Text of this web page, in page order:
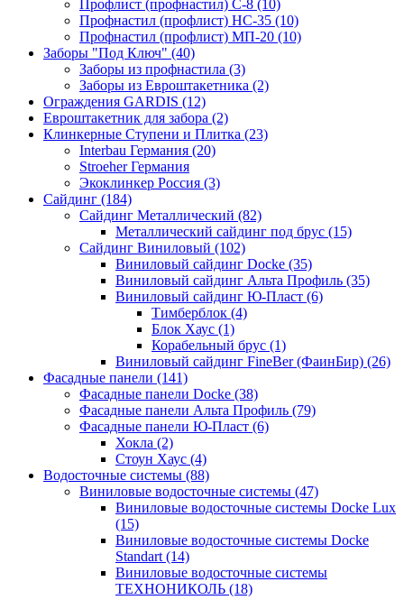
Профлист (профнастил) С-8 (10)
Профнастил (профлист) НС-35 (10)
Профнастил (профлист) МП-20 (10)
Заборы "Под Ключ" (40)
Заборы из профнастила (3)
Заборы из Евроштакетника (2)
Ограждения GARDIS (12)
Евроштакетник для забора (2)
Клинкерные Ступени и Плитка (23)
Interbau Германия (20)
Stroeher Германия
Экоклинкер Россия (3)
Сайдинг (184)
Сайдинг Металлический (82)
Металлический сайдинг под брус (15)
Сайдинг Виниловый (102)
Виниловый сайдинг Docke (35)
Виниловый сайдинг Альта Профиль (35)
Виниловый сайдинг Ю-Пласт (6)
Тимберблок (4)
Блок Хаус (1)
Корабельный брус (1)
Виниловый сайдинг FineBer (ФаинБир) (26)
Фасадные панели (141)
Фасадные панели Docke (38)
Фасадные панели Альта Профиль (79)
Фасадные панели Ю-Пласт (6)
Хокла (2)
Стоун Хаус (4)
Водосточные системы (88)
Виниловые водосточные системы (47)
Виниловые водосточные системы Docke Lux
(15)
Виниловые водосточные системы Docke
Standart (14)
Виниловые водосточные системы
ТЕХНОНИКОЛЬ (18)